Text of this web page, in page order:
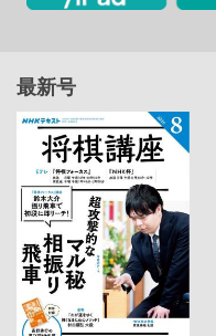
最新号